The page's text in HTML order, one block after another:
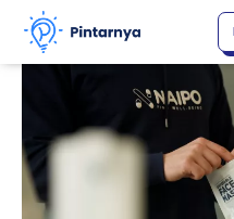
Lewati